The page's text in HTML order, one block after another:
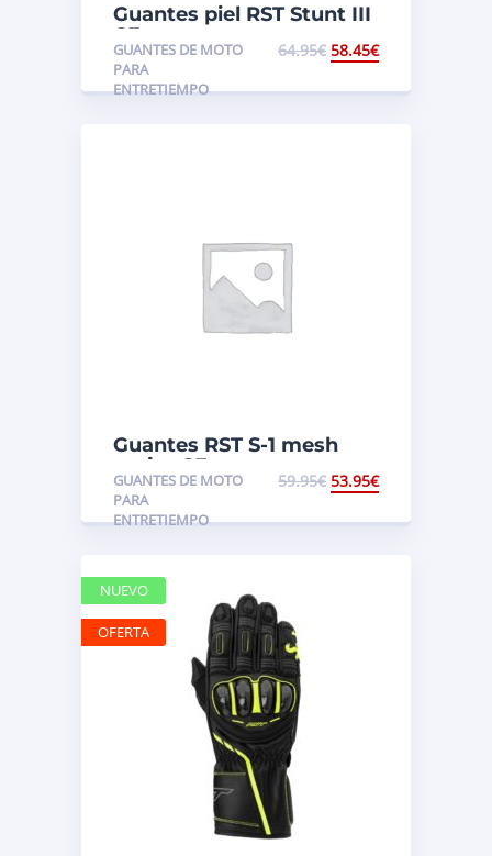
Guantes piel RST Stunt III
CE
GUANTES DE MOTO
PARA
ENTRETIEMPO
64.95€ 58.45€
Guantes RST S-1 mesh
mujer CE
GUANTES DE MOTO
PARA
ENTRETIEMPO
59.95€ 53.95€
NUEVO
OFERTA